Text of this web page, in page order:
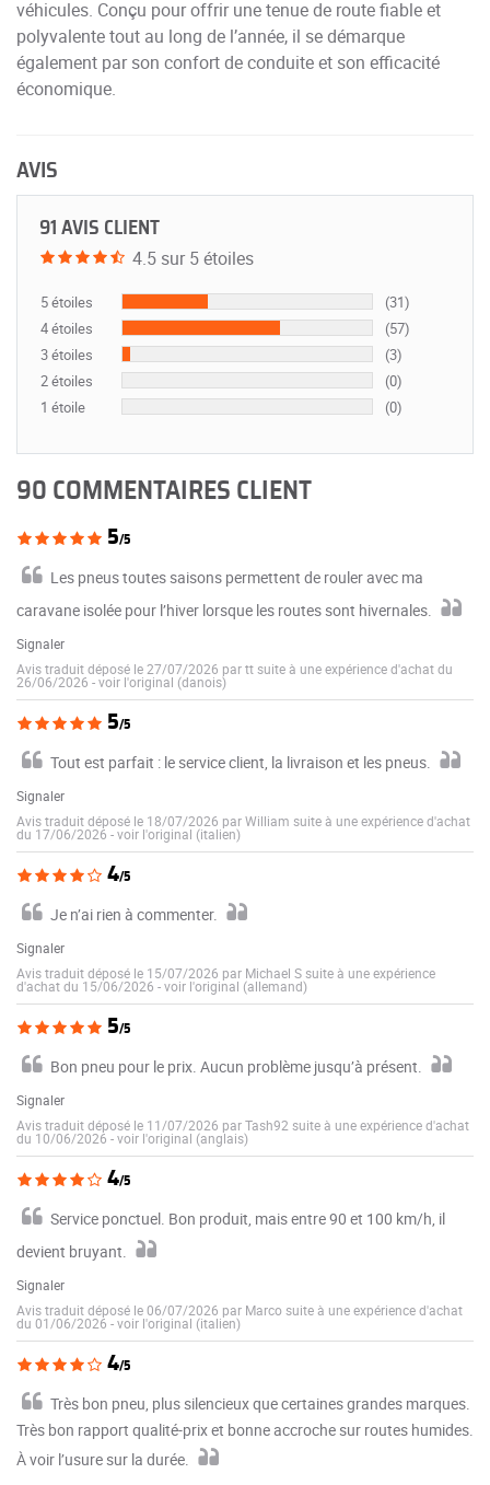
véhicules. Conçu pour offrir une tenue de route fiable et
polyvalente tout au long de l’année, il se démarque
également par son confort de conduite et son efficacité
économique.
AVIS
91 AVIS CLIENT
4.5 sur 5 étoiles
5 étoiles
(31)
4 étoiles
(57)
3 étoiles
(3)
2 étoiles
(0)
1 étoile
(0)
90 COMMENTAIRES CLIENT
5/5
Les pneus toutes saisons permettent de rouler avec ma
caravane isolée pour l’hiver lorsque les routes sont hivernales.
Signaler
Avis traduit déposé le 27/07/2026 par tt suite à une expérience d'achat du
26/06/2026 -voir l'original (danois)
5/5
Tout est parfait : le service client, la livraison et les pneus.
Signaler
Avis traduit déposé le 18/07/2026 par William suite à une expérience d'achat
du 17/06/2026 -voir l'original (italien)
4/5
Je n’ai rien à commenter.
Signaler
Avis traduit déposé le 15/07/2026 par Michael S suite à une expérience
d'achat du 15/06/2026 -voir l'original (allemand)
5/5
Bon pneu pour le prix. Aucun problème jusqu’à présent.
Signaler
Avis traduit déposé le 11/07/2026 par Tash92 suite à une expérience d'achat
du 10/06/2026 -voir l'original (anglais)
4/5
Service ponctuel. Bon produit, mais entre 90 et 100 km/h, il
devient bruyant.
Signaler
Avis traduit déposé le 06/07/2026 par Marco suite à une expérience d'achat
du 01/06/2026 -voir l'original (italien)
4/5
Très bon pneu, plus silencieux que certaines grandes marques.
Très bon rapport qualité-prix et bonne accroche sur routes humides.
À voir l’usure sur la durée.